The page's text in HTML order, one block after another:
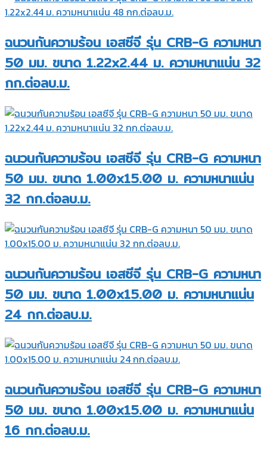
ฉนวนกันความร้อน เอสซีจี รุ่น CRB-G ความหนา
50 มม. ขนาด 1.22x2.44 ม. ความหนาแน่น 32
กก.ต่อลบ.ม.
ฉนวนกันความร้อน เอสซีจี รุ่น CRB-G ความหนา
50 มม. ขนาด 1.00x15.00 ม. ความหนาแน่น
32 กก.ต่อลบ.ม.
ฉนวนกันความร้อน เอสซีจี รุ่น CRB-G ความหนา
50 มม. ขนาด 1.00x15.00 ม. ความหนาแน่น
24 กก.ต่อลบ.ม.
ฉนวนกันความร้อน เอสซีจี รุ่น CRB-G ความหนา
50 มม. ขนาด 1.00x15.00 ม. ความหนาแน่น
16 กก.ต่อลบ.ม.